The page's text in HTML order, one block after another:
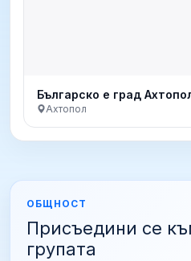
Българско е град
Ахтопол
ОБЩНОСТ
Присъедини се
групата